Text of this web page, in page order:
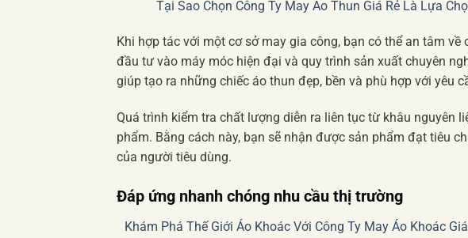
Tại Sao Chọn Công Ty May Áo Thun Giá Rẻ Là Lựa
Khi hợp tác với một cơ sở may gia công, bạn có thể an tâm
đầu tư vào máy móc hiện đại và quy trình sản xuất chuyên
giúp tạo ra những chiếc áo thun đẹp, bền và phù hợp với yêu
Quá trình kiểm tra chất lượng diễn ra liên tục từ khâu nguyên
phẩm. Bằng cách này, bạn sẽ nhận được sản phẩm đạt tiêu
của người tiêu dùng.
Đáp ứng nhanh chóng nhu cầu thị trường
Khám Phá Thế Giới Áo Khoác Với Công Ty May Áo Khoác